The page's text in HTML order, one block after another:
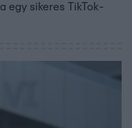
egy sikeres TikTok-